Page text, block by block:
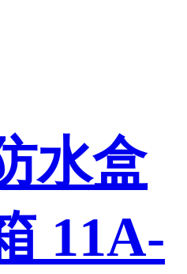
水盒
11A-